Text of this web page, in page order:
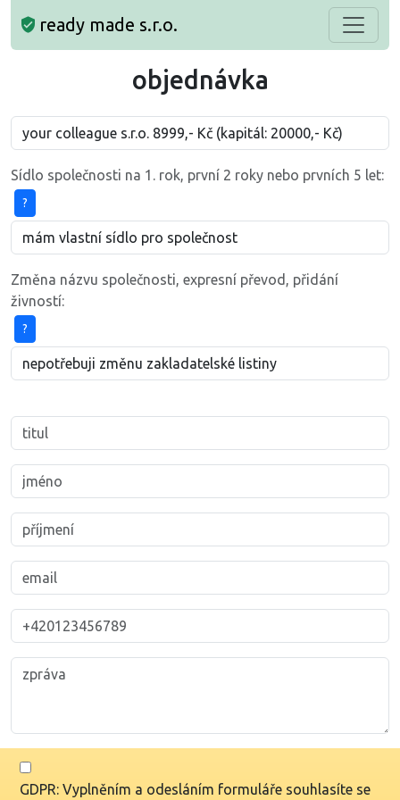
ready made s.r.o.
objednávka
Sídlo společnosti na 1. rok, první 2 roky nebo prvních 5 let:
?
Změna názvu společnosti, expresní převod, přidání
živností:
?
GDPR: Vyplněním a odesláním formuláře souhlasíte se